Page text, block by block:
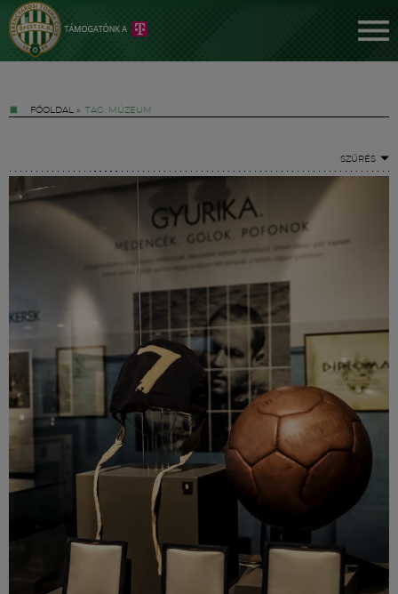
FŐOLDAL » TAG: MÚZEUM
SZŰRÉS
FM YouTube +
Hírek
Labdarúgás
Szakosztályok
Meccscenter